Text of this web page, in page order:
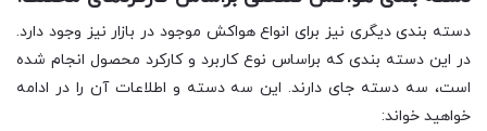
دسته بندی دیگری نیز برای انواع هواکش موجود در بازار نیز وجود دارد.
در این دسته بندی که براساس نوع کاربرد و کارکرد محصول انجام شده
است، سه دسته جای دارند. این سه دسته و اطلاعات آن را در ادامه
خواهید خواند: